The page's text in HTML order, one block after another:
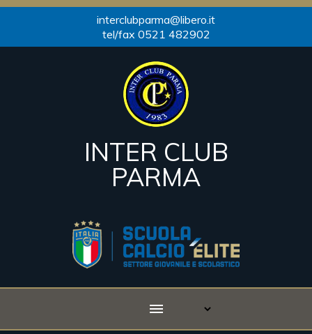
interclubparma@libero.it
tel/fax 0521 482902
INTER CLUB
PARMA